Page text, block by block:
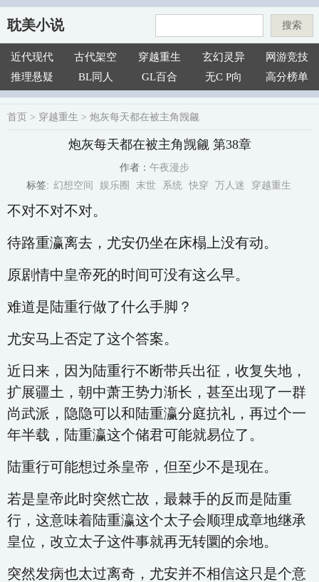
耽美小说 搜索
近代现代 古代架空 穿越重生 玄幻灵异
网游竞技
推理悬疑
BL同人 GL百合 无C P向 高分榜单
首页 > 穿越重生 > 炮灰每天都在被主角觊觎
炮灰每天都在被主角觊觎 第38章
作者： 午夜漫步
标签: 幻想空间 娱乐圈 末世 系统 快穿 万人迷 穿越重生
不对不对不对。
待路重瀛离去，尤安仍坐在床榻上没有动。
原剧情中皇帝死的时间可没有这么早。
难道是陆重行做了什么手脚？
尤安马上否定了这个答案。
近日来，因为陆重行不断带兵出征，收复失地，
扩展疆土，朝中萧王势力渐长，甚至出现了一群
尚武派，隐隐可以和陆重瀛分庭抗礼，再过个一
年半载，陆重瀛这个储君可能就易位了。
陆重行可能想过杀皇帝，但至少不是现在。
若是皇帝此时突然亡故，最棘手的反而是陆重
行，这意味着陆重瀛这个太子会顺理成章地继承
皇位，改立太子这件事就再无转圜的余地。
突然发病也太过离奇，尤安并不相信这只是个意